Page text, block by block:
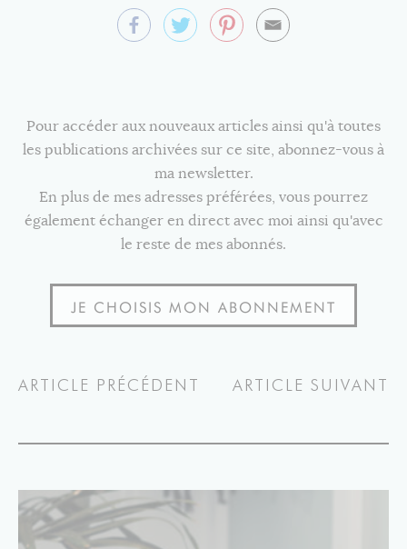
Pour accéder aux nouveaux articles ainsi qu'à toutes
les publications archivées sur ce site, abonnez-vous à
ma newsletter.
En plus de mes adresses préférées, vous pourrez
également échanger en direct avec moi ainsi qu'avec
le reste de mes abonnés.
JE CHOISIS MON ABONNEMENT
ARTICLE PRÉCÉDENT ARTICLE SUIVANT